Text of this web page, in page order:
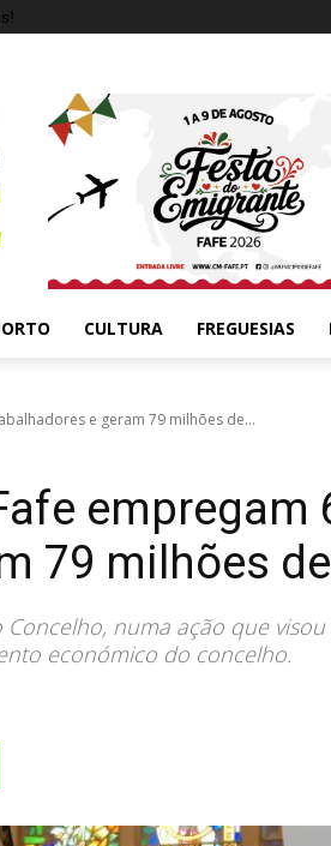
CULTURA FREGUESIAS
e geram 79 milhões de...
empregam
79 milhões
numa ação que
económico do concelho.